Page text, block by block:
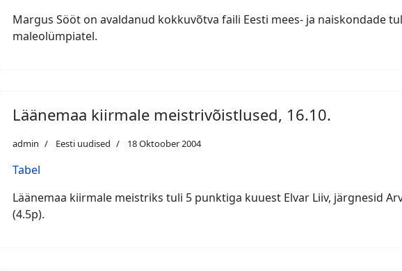
Margus Sööt on avaldanud kokkuvõtva faili Eesti mees- ja naiskondade
maleolümpiatel.
Läänemaa kiirmale meistrivõistlused, 16.10.
admin Eesti uudised 18 Oktoober 2004
Tabel
Läänemaa kiirmale meistriks tuli 5 punktiga kuuest Elvar Liiv, järgnesid
(4.5p).